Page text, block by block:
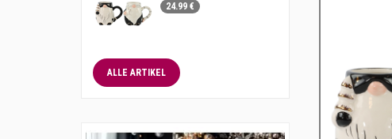
24.99 €
ALLE ARTIKEL